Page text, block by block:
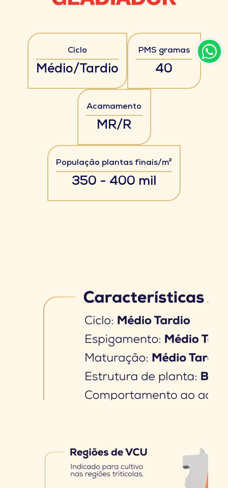
Ciclo
Médio/Tardio
PMS gramas
40
Acamamento
MR/R
População plantas finais/m²
350 - 400 mil